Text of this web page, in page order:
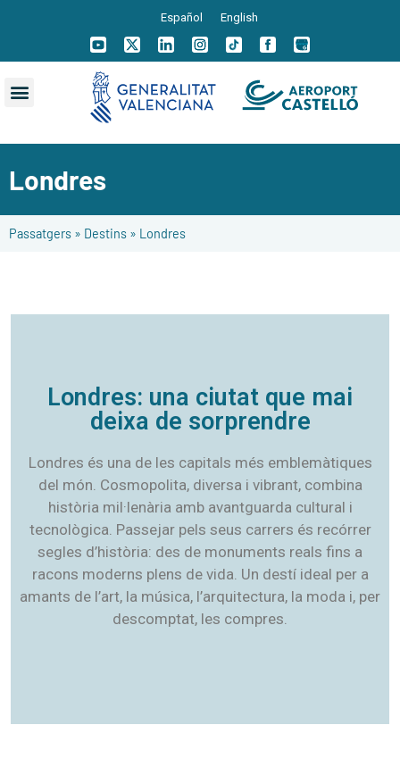
Español English
Londres
Passatgers » Destins » Londres
Londres: una ciutat que mai
deixa de sorprendre
Londres és una de les capitals més emblemàtiques
del món. Cosmopolita, diversa i vibrant, combina
història mil·lenària amb avantguarda cultural i
tecnològica. Passejar pels seus carrers és recórrer
segles d’història: des de monuments reals fins a
racons moderns plens de vida. Un destí ideal per a
amants de l’art, la música, l’arquitectura, la moda i, per
descomptat, les compres.